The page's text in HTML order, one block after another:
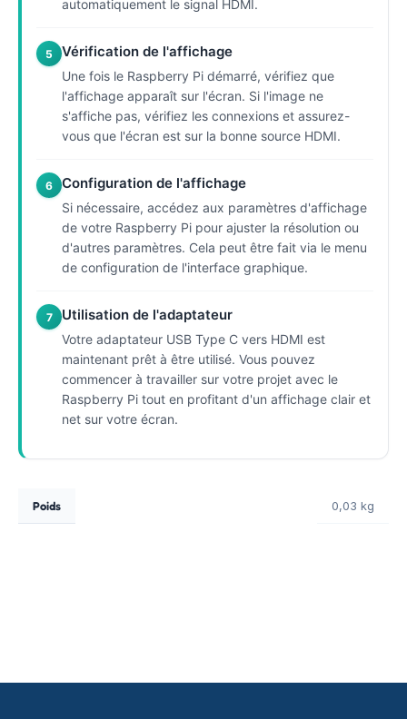
automatiquement le signal HDMI.
5 Vérification de l'affichage
Une fois le Raspberry Pi démarré, vérifiez que
l'affichage apparaît sur l'écran. Si l'image ne
s'affiche pas, vérifiez les connexions et assurez-
vous que l'écran est sur la bonne source HDMI.
6 Configuration de l'affichage
Si nécessaire, accédez aux paramètres d'affichage
de votre Raspberry Pi pour ajuster la résolution ou
d'autres paramètres. Cela peut être fait via le menu
de configuration de l'interface graphique.
7 Utilisation de l'adaptateur
Votre adaptateur USB Type C vers HDMI est
maintenant prêt à être utilisé. Vous pouvez
commencer à travailler sur votre projet avec le
Raspberry Pi tout en profitant d'un affichage clair et
net sur votre écran.
Poids 0,03 kg